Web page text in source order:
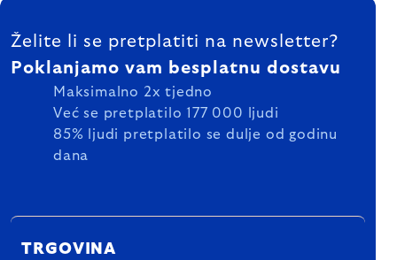
FOOTER
Želite li se pretplatiti na newsletter?
Poklanjamo vam besplatnu dostavu
Maksimalno 2x tjedno
Već se pretplatilo 177 000 ljudi
85% ljudi pretplatilo se dulje od godinu
dana
TRGOVINA